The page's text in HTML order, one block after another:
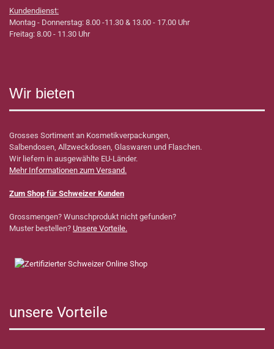
Kundendienst:
Montag - Donnerstag: 8.00 -11.30 & 13.00 - 17.00 Uhr
Freitag: 8.00 - 11.30 Uhr
Wir bieten
Grosses Sortiment an Kosmetikverpackungen,
Salbendosen, Allzweckdosen, Glaswaren und Flaschen.
Wir liefern in ausgewählte EU-Länder.
Mehr Informationen zum Versand.
Zum Shop für Schweizer Kunden
Grossmengen? Wunschprodukt nicht gefunden?
Muster bestellen? Unsere Vorteile.
unsere Vorteile